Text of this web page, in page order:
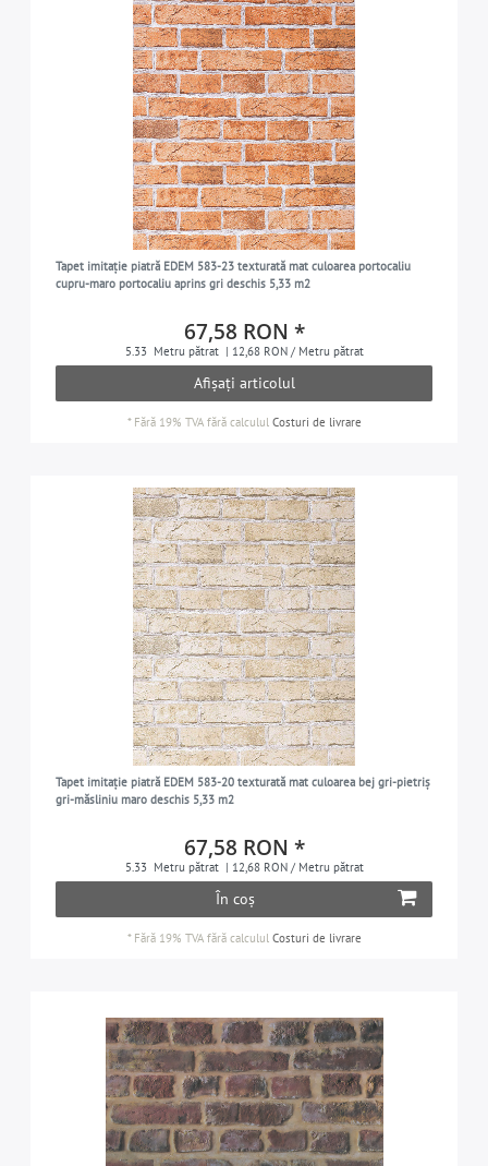
Tapet imitație piatră EDEM 583-23 texturată mat culoarea portocaliu
cupru-maro portocaliu aprins gri deschis 5,33 m2
67,58 RON *
5.33 Metru pătrat | 12,68 RON / Metru pătrat
Afișați articolul
* Fără 19% TVAfără calculul Costuri de livrare
Tapet imitație piatră EDEM 583-20 texturată mat culoarea bej gri-pietriș
gri-măsliniu maro deschis 5,33 m2
67,58 RON *
5.33 Metru pătrat | 12,68 RON / Metru pătrat
În coș
* Fără 19% TVAfără calculul Costuri de livrare